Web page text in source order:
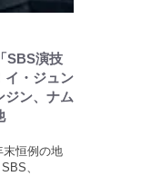
SBS演技
イ・ジュン
ジン、ナム
末恒例の地
、